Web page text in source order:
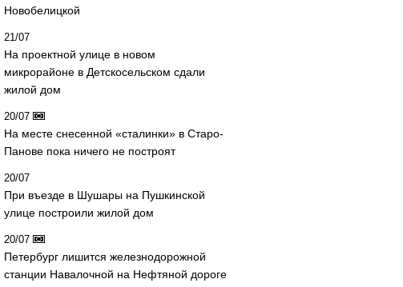
Новобелицкой
21/07
На проектной улице в новом
микрорайоне в Детскосельском сдали
жилой дом
20/07
На месте снесенной «сталинки» в Старо-
Панове пока ничего не построят
20/07
При въезде в Шушары на Пушкинской
улице построили жилой дом
20/07
Петербург лишится железнодорожной
станции Навалочной на Нефтяной дороге